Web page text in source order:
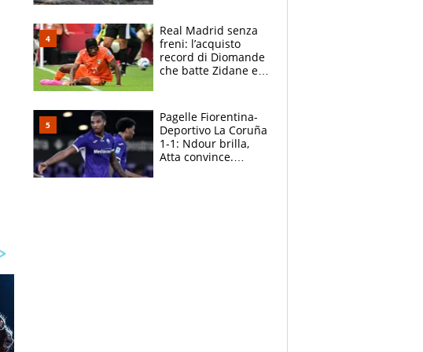
adesso
Real Madrid senza
freni: l’acquisto
record di Diomande
che batte Zidane e
Pagelle Fiorentina-
Deportivo La Coruña
1-1: Ndour brilla,
Atta convince.